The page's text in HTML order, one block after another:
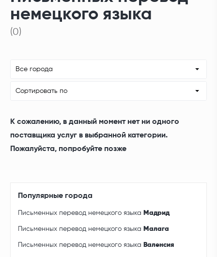
немецкого языка
(0)
Все города
Сортировать по
К сожалению, в данный момент нет ни одного
поставщика услуг в выбранной категории.
Пожалуйста, попробуйте позже
Популярные города
Письменных перевод немецкого языка Мадрид
Письменных перевод немецкого языка Малага
Письменных перевод немецкого языка Валенсия